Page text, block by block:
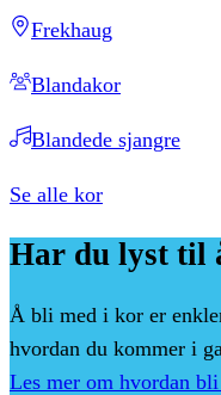
Frekhaug
Blandakor
Blandede sjangre
Se alle kor
Har du lyst til
Å bli med i kor er
hvordan du kommer i
Les mer om hvordan